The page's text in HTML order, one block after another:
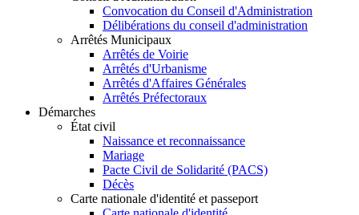
Convocation du Conseil d'Administration
Délibérations du conseil d'administration
Arrêtés Municipaux
Arrêtés de Voirie
Arrêtés d'Urbanisme
Arrêtés d'Affaires Générales
Arrêtés Préfectoraux
Démarches
État civil
Naissance et reconnaissance
Mariage
Pacte Civil de Solidarité (PACS)
Décès
Carte nationale d'identité et passeport